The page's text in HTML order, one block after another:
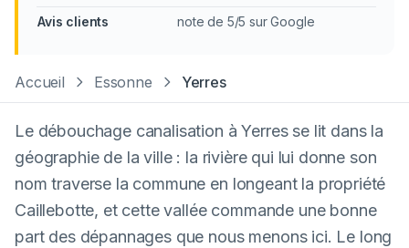
Avis clients
note de 5/5 sur Google
Accueil Essonne Yerres
Le débouchage canalisation à Yerres se lit dans la
géographie de la ville : la rivière qui lui donne son
nom traverse la commune en longeant la propriété
Caillebotte, et cette vallée commande une bonne
part des dépannages que nous menons ici. Le long